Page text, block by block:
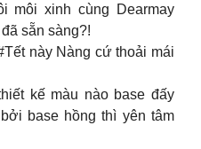
môi xinh cùng Dearmay
sẵn sàng?!
này Nàng cứ thoải mái
kế màu nào base đấy
base hồng thì yên tâm